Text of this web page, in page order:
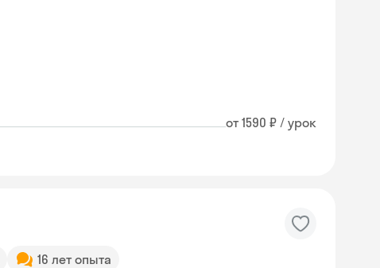
от 1590 ₽ / урок
16 лет опыта